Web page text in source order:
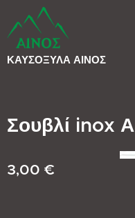
ΚΑΥΣΟΞΥΛΑ ΑΙΝΟΣ
Σουβλί inox Α
3,00 €